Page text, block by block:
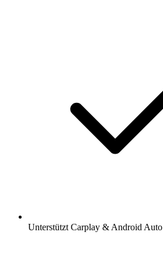
Unterstützt Carplay & Android Auto